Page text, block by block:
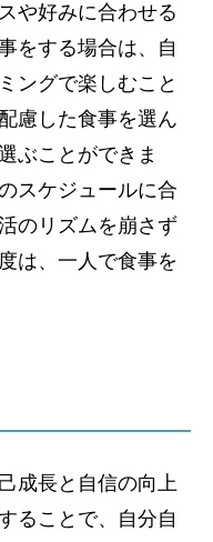
や好みに合わせる
をする場合は、自
ングで楽しむこと
慮した食事を選ん
ぶことができま
スケジュールに合
のリズムを崩さず
は、一人で食事を
成長と自信の向上
ることで、自分自